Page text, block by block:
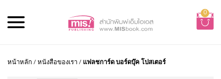
0
หน้าหลัก /หนังสือของเรา / แฟลชการ์ด บอร์ดบุ๊ค โปสเตอร์